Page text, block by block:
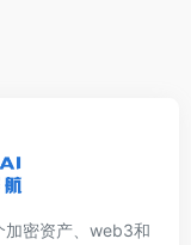
密资产、web3和